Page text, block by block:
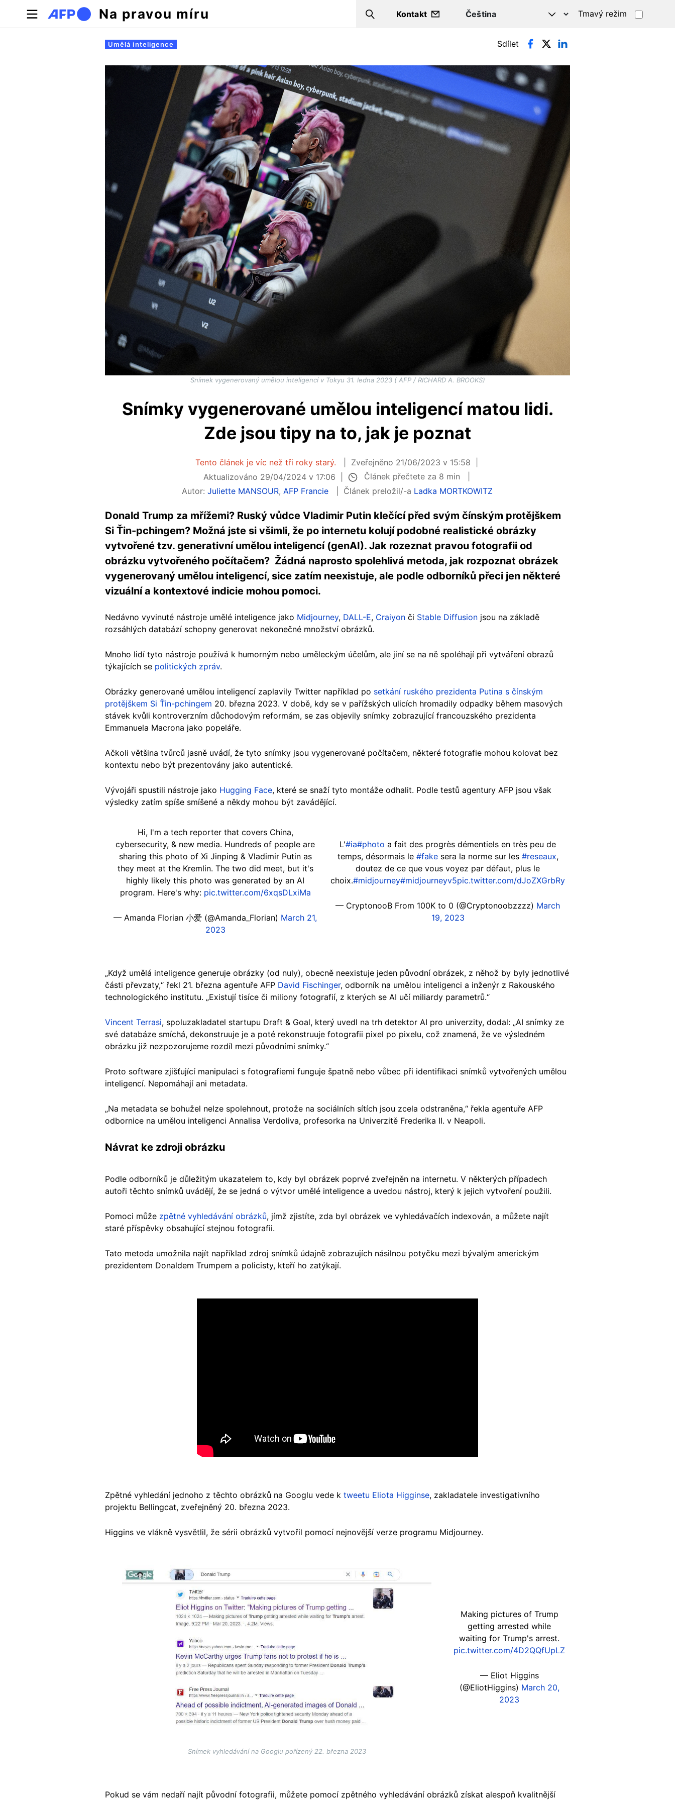
Přejít k hlavnímu obsahu
Na pravou míru Search
Kontakt Tmavý režim
Hlavní záložky
Umělá inteligence Sdílet
Snímek vygenerovaný umělou inteligencí v Tokyu 31. ledna 2023 ( AFP / RICHARD A. BROOKS)
Snímky vygenerované umělou inteligencí matou lidi.
Zde jsou tipy na to, jak je poznat
Tento článek je víc než tři roky starý.
Zveřejněno 21/06/2023 v 15:58
Aktualizováno 29/04/2024 v 17:06
Článek přečtete za 8 min
Autor:Juliette MANSOUR, AFP Francie Článek preložil/-a Ladka MORTKOWITZ
Donald Trump za mřížemi? Ruský vůdce Vladimir Putin klečící před svým čínským protějškem
Si Ťin-pchingem? Možná jste si všimli, že po internetu kolují podobné realistické obrázky
vytvořené tzv. generativní umělou inteligencí (genAI). Jak rozeznat pravou fotografii od
obrázku vytvořeného počítačem? Žádná naprosto spolehlivá metoda, jak rozpoznat obrázek
vygenerovaný umělou inteligencí, sice zatím neexistuje, ale podle odborníků přeci jen některé
vizuální a kontextové indicie mohou pomoci.
Nedávno vyvinuté nástroje umělé inteligence jako Midjourney, DALL-E, Craiyon či Stable Diffusion jsou na základě
rozsáhlých databází schopny generovat nekonečné množství obrázků.
Mnoho lidí tyto nástroje používá k humorným nebo uměleckým účelům, ale jiní se na ně spoléhají při vytváření obrazů
týkajících se politických zpráv.
Obrázky generované umělou inteligencí zaplavily Twitter například po setkání ruského prezidenta Putina s čínským
protějškem Si Ťin-pchingem 20. března 2023. V době, kdy se v pařížských ulicích hromadily odpadky během masových
stávek kvůli kontroverzním důchodovým reformám, se zas objevily snímky zobrazující francouzského prezidenta
Emmanuela Macrona jako popeláře.
Ačkoli většina tvůrců jasně uvádí, že tyto snímky jsou vygenerované počítačem, některé fotografie mohou kolovat bez
kontextu nebo být prezentovány jako autentické.
Vývojáři spustili nástroje jako Hugging Face, které se snaží tyto montáže odhalit. Podle testů agentury AFP jsou však
výsledky zatím spíše smíšené a někdy mohou být zavádějící.
Hi, I'm a tech reporter that covers China,
cybersecurity, & new media. Hundreds of people are
sharing this photo of Xi Jinping & Vladimir Putin as
they meet at the Kremlin. The two did meet, but it's
highly likely this photo was generated by an AI
program. Here's why: pic.twitter.com/6xqsDLxiMa
— Amanda Florian 小爱 (@Amanda_Florian) March 21,
2023
L'#ia#photo a fait des progrès démentiels en très peu de
temps, désormais le #fakesera la norme sur les #reseaux,
doutez de ce que vous voyez par défaut, plus le
choix.#midjourney#midjourneyv5pic.twitter.com/dJoZXGrbRy
— Cryptonoo₿ From 100K to 0 (@Cryptonoobzzzz) March
19, 2023
„Když umělá inteligence generuje obrázky (od nuly), obecně neexistuje jeden původní obrázek, z něhož by byly jednotlivé
části převzaty,“ řekl 21. března agentuře AFP David Fischinger, odborník na umělou inteligenci a inženýr z Rakouského
technologického institutu. „Existují tisíce či miliony fotografií, z kterých se AI učí miliardy parametrů.“
Vincent Terrasi, spoluzakladatel startupu Draft & Goal, který uvedl na trh detektor AI pro univerzity, dodal: „AI snímky ze
své databáze smíchá, dekonstruuje je a poté rekonstruuje fotografii pixel po pixelu, což znamená, že ve výsledném
obrázku již nezpozorujeme rozdíl mezi původními snímky.“
Proto software zjišťující manipulaci s fotografiemi funguje špatně nebo vůbec při identifikaci snímků vytvořených umělou
inteligencí. Nepomáhají ani metadata.
„Na metadata se bohužel nelze spolehnout, protože na sociálních sítích jsou zcela odstraněna,“ řekla agentuře AFP
odbornice na umělou inteligenci Annalisa Verdoliva, profesorka na Univerzitě Frederika II. v Neapoli.
Návrat ke zdroji obrázku
Podle odborníků je důležitým ukazatelem to, kdy byl obrázek poprvé zveřejněn na internetu. V některých případech
autoři těchto snímků uvádějí, že se jedná o výtvor umělé inteligence a uvedou nástroj, který k jejich vytvoření použili.
Pomoci může zpětné vyhledávání obrázků, jímž zjistíte, zda byl obrázek ve vyhledávačích indexován, a můžete najít
staré příspěvky obsahující stejnou fotografii.
Tato metoda umožnila najít například zdroj snímků údajně zobrazujích násilnou potyčku mezi bývalým americkým
prezidentem Donaldem Trumpem a policisty, kteří ho zatýkají.
Zpětné vyhledání jednoho z těchto obrázků na Googlu vede k tweetu Eliota Higginse, zakladatele investigativního
projektu Bellingcat, zveřejněný 20. března 2023.
Higgins ve vlákně vysvětlil, že sérii obrázků vytvořil pomocí nejnovější verze programu Midjourney.
Image
Snímek vyhledávání na Googlu pořízený 22. března 2023
Making pictures of Trump
getting arrested while
waiting for Trump's arrest.
pic.twitter.com/4D2QQfUpLZ
— Eliot Higgins
(@EliotHiggins) March 20,
2023
Pokud se vám nedaří najít původní fotografii, můžete pomocí zpětného vyhledávání obrázků získat alespoň kvalitnější